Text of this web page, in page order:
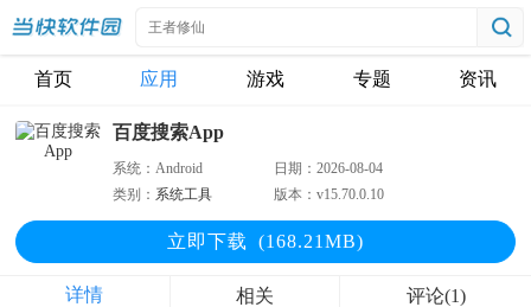
首页 应用 游戏 专题 资讯
百度搜索App
系统：Android 日期：2026-08-04
类别： 系统工具 版本：v15.70.0.10
立即下载 (168.21MB)
详情 相关 评论(1)